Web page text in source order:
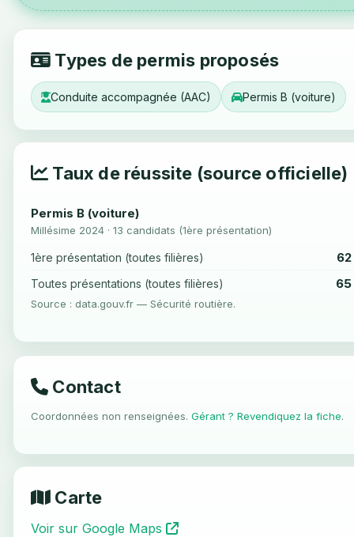
Types de permis proposés
Conduite accompagnée (AAC) Permis B (voiture)
Taux de réussite (source officielle)
Permis B (voiture)
Millésime 2024 · 13 candidats (1ère présentation)
1ère présentation (toutes filières)
Toutes présentations (toutes filières) 65
Source : data.gouv.fr — Sécurité routière.
Contact
Coordonnées non renseignées. Gérant ? Revendiquez la fiche.
Carte
Voir sur Google Maps